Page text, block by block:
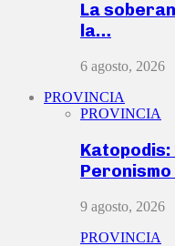
La
la…
6 agosto, 2026
PROVINCIA
PROVINCIA
Katopodis:
9 agosto, 2026
PROVINCIA